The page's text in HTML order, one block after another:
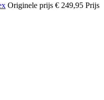
Originele prijs € 249,95 Prijs